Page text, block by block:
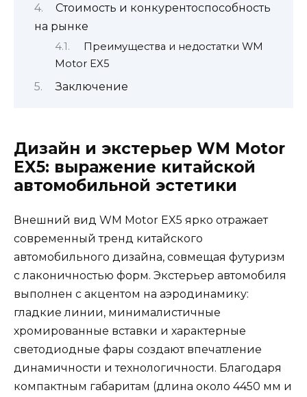
Стоимость и конкурентоспособность
на рынке
Преимущества и недостатки WM
Motor EX5
Заключение
Дизайн и экстерьер WM Motor
EX5: выражение китайской
автомобильной эстетики
Внешний вид WM Motor EX5 ярко отражает
современный тренд китайского
автомобильного дизайна, совмещая футуризм
с лаконичностью форм. Экстерьер автомобиля
выполнен с акцентом на аэродинамику:
гладкие линии, минималистичные
хромированные вставки и характерные
светодиодные фары создают впечатление
динамичности и технологичности. Благодаря
компактным габаритам (длина около 4450 мм и